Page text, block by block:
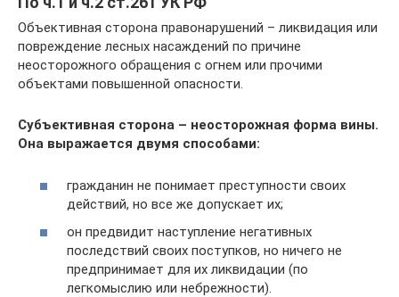
Объективная сторона правонарушений – ликвидация или
повреждение лесных насаждений по причине
неосторожного обращения с огнем или прочими
объектами повышенной опасности.
Субъективная сторона – неосторожная форма вины.
Она выражается двумя способами:
гражданин не понимает преступности своих
действий, но все же допускает их;
он предвидит наступление негативных
последствий своих поступков, но ничего не
предпринимает для их ликвидации (по
легкомыслию или небрежности).